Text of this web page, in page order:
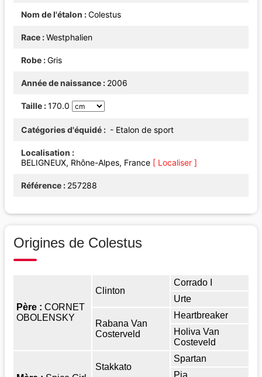
Nom de l'étalon Colestus
Race Westphalien
Robe Gris
Année de naissance 2006
Taille 170.0
Catégories d'équidé - Etalon de sport
Localisation
BELIGNEUX, Rhône-Alpes, France [ Localiser ]
Référence 257288
Origines de Colestus
Père : CORNET
OBOLENSKY
Clinton
Corrado I
Urte
Rabana Van
Costerveld
Heartbreaker
Holiva Van
Costeveld
Stakkato
Spartan
Pia